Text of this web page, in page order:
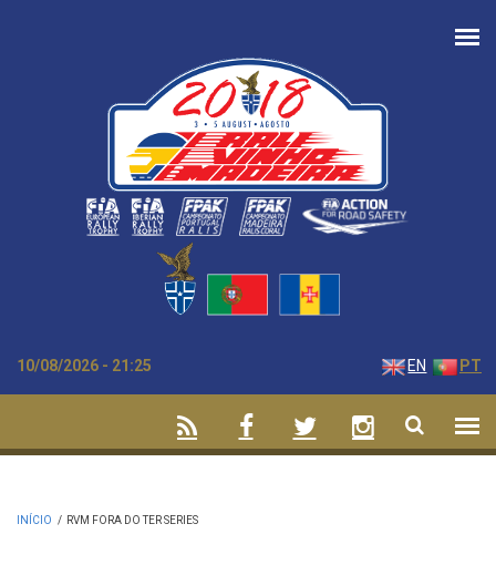
10/08/2026 - 21:25 EN PT
INÍCIO / RVM FORA DO TER SERIES